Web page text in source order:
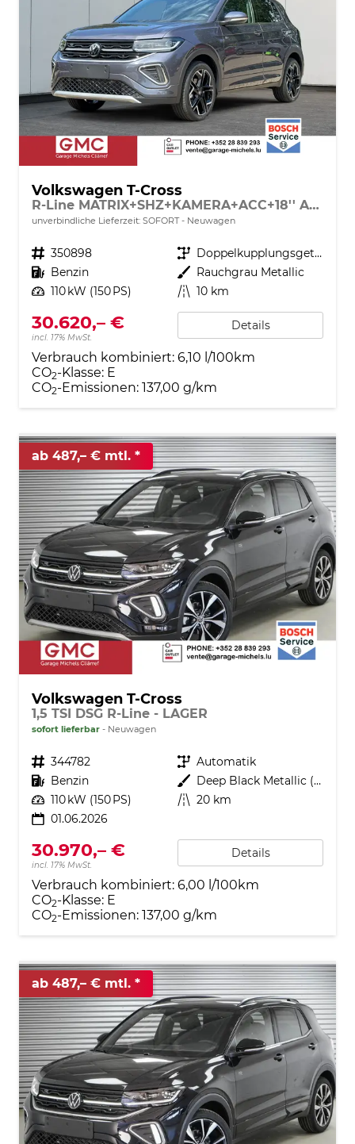
Volkswagen T-Cross
R-Line MATRIX+SHZ+KAMERA+ACC+18'' ALU+KESSY+APP
unverbindliche Lieferzeit: SOFORT Neuwagen
Fahrzeugnr. 350898 Getriebe
Doppelkupplungsgetriebe (DSG)
Kraftstoff Benzin Außenfarbe Rauchgrau Metallic
Leistung 110 kW (150 PS) Kilometerstand 10 km
30.620,– €
incl. 17% MwSt.
Details
Verbrauch kombiniert: 6,10 l/100km
CO2-Klasse: E
CO2-Emissionen: 137,00 g/km
ab 487,– € mtl.
Volkswagen T-Cross
1,5 TSI DSG R-Line - LAGER
sofort lieferbar Neuwagen
Fahrzeugnr. 344782 Getriebe Automatik
Kraftstoff Benzin Außenfarbe
Deep Black Metallic (2T)
Leistung 110 kW (150 PS) Kilometerstand 20 km
01.06.2026
30.970,– €
incl. 17% MwSt.
Details
Verbrauch kombiniert: 6,00 l/100km
CO2-Klasse: E
CO2-Emissionen: 137,00 g/km
ab 487,– € mtl.